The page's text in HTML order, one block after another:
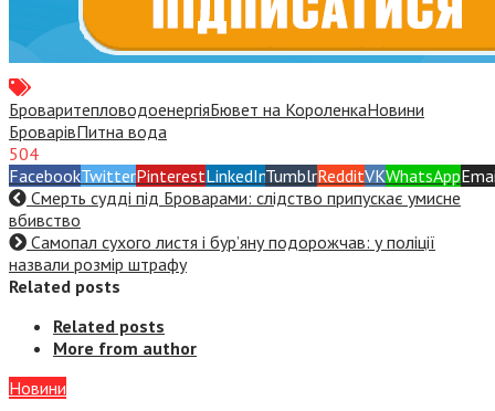
БроваритепловодоенергіяБювет на КороленкаНовини
БроварівПитна вода
504
FacebookTwitterPinterestLinkedInTumblrRedditVKWhatsApp
Смерть судді під Броварами: слідство припускає умисне
вбивство
Самопал сухого листя і бур’яну подорожчав: у поліції
назвали розмір штрафу
Related posts
Related posts
More from author
Новини